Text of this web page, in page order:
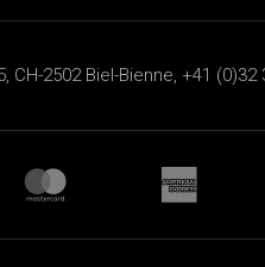
2502 Biel-Bienne, +41 (0)32